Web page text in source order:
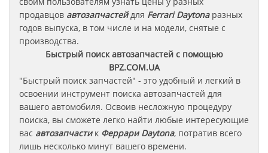
продавцов автозапчастейдля Ferrari Daytonaразных
годов выпуска, в том числе и на модели, снятые с
производства.
Быстрый поиск автозапчастей с помощью
BPZ.COM.UA
"Быстрый поиск запчастей" - это удобный и легкий в
освоении инструмент поиска автозапчастей для
вашего автомобиля. Освоив несложную процедуру
поиска, вы сможете легко найти любые интересующие
вас автозапчастик Феррари Daytona, потратив всего
лишь несколько минут вашего времени.